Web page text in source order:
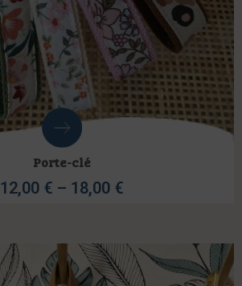
Porte-clé
12,00 € – 18,00 €